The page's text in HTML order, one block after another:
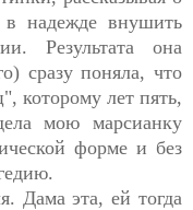
в надежде внушить
Результата она
сразу поняла, что
которому лет пять,
мою марсианку
форме и без
Дама эта, ей тогда